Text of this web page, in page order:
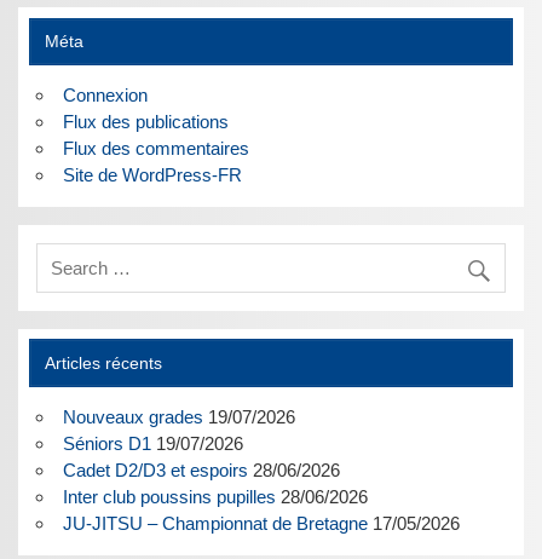
Méta
Connexion
Flux des publications
Flux des commentaires
Site de WordPress-FR
Articles récents
Nouveaux grades 19/07/2026
Séniors D1 19/07/2026
Cadet D2/D3 et espoirs 28/06/2026
Inter club poussins pupilles 28/06/2026
JU-JITSU – Championnat de Bretagne 17/05/2026